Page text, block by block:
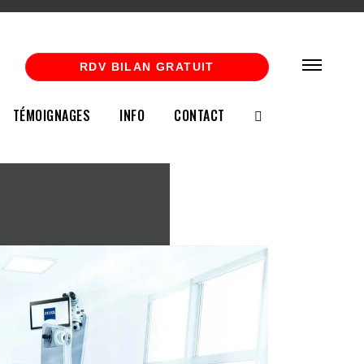
RDV BILAN GRATUIT
TÉMOIGNAGES INFO CONTACT